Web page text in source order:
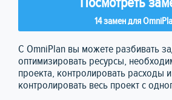
14 замен для
С OmniPlan вы можете разбивать
оптимизировать ресурсы,
проекта, контролировать расходы и
контролировать весь проект с